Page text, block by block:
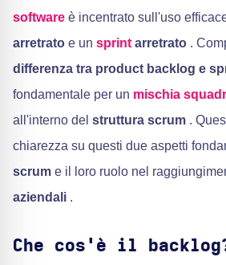
software è incentrato sull'uso
arretrato e un sprint arretrato .
differenza tra product backlog e
fondamentale per un mischia
all'interno del struttura scrum .
chiarezza su questi due aspetti
scrum e il loro ruolo nel
aziendali .
Che cos'è il